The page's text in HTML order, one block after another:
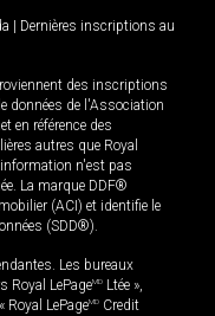
Dernières inscriptions au
des inscriptions
données de l'Association
en référence des
autres que Royal
n'est pas
La marque DDF®
(ACI) et identifie le
(SDD®).
Les bureaux
Royal LePageMD Ltée »,
Royal LePageMD Credit